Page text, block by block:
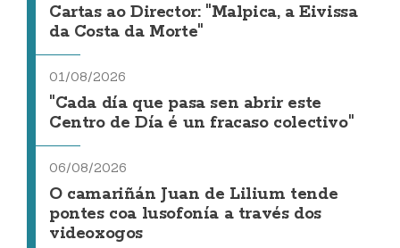
Cartas ao Director: "Malpica, a Eivissa
da Costa da Morte"
01/08/2026
"Cada día que pasa sen abrir este
Centro de Día é un fracaso colectivo"
06/08/2026
O camariñán Juan de Lilium tende
pontes coa lusofonía a través dos
videoxogos